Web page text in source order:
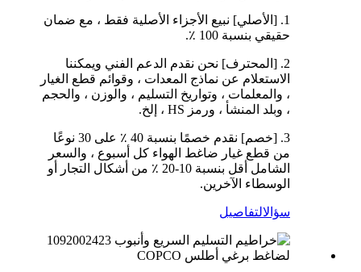
1. [الأصلي] نبيع الأجزاء الأصلية فقط ، مع ضمان
حقيقي بنسبة 100 ٪.
2. [المحترف] نحن نقدم الدعم الفني ويمكننا
الاستعلام عن نماذج المعدات ، وقوائم قطع الغيار
، والمعلمات ، وتواريخ التسليم ، والوزن ، والحجم
، وبلد المنشأ ، ورمز HS ، إلخ.
3. [خصم] نقدم خصمًا بنسبة 40 ٪ على 30 نوعًا
من قطع غيار ضاغط الهواء كل أسبوع ، والسعر
الشامل أقل بنسبة 10-20 ٪ من أشكال التجار أو
الوسطاء الآخرين.
سؤالالتفاصيل